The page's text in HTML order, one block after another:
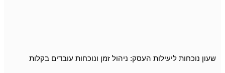
שעון נוכחות ליעילות העסק: ניהול זמן ונוכחות עובדים בקלות